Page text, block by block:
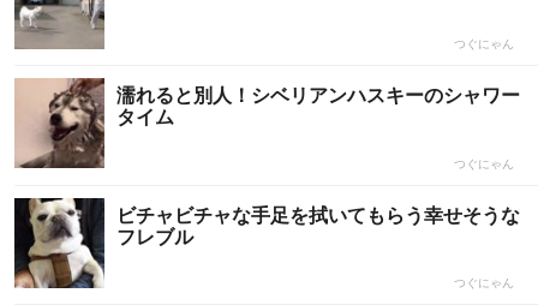
つぐにゃん
濡れると別人！シベリアンハスキーのシャワー
タイム
つぐにゃん
ビチャビチャな手足を拭いてもらう幸せそうな
フレブル
つぐにゃん